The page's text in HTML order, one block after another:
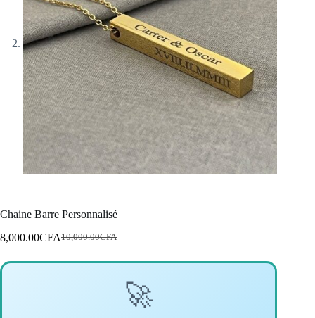
Chaine Barre Personnalisé
10,000.00CFA
Le
10,000.00CFA.
8,000.00CFALe
🚀